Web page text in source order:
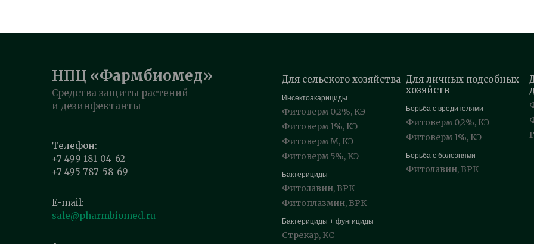
НПЦ «Фармбиомед»
Средства защиты растений
и дезинфектанты
Телефон:
+7 499 181-04-62
+7 495 787-58-69
E-mail:
sale@pharmbiomed.ru
Для сельского хозяйства
Инсектоакарициды
Фитоверм 0,2%, КЭ
Фитоверм 1%, КЭ
Фитоверм М, КЭ
Фитоверм 5%, КЭ
Бактерициды
Фитолавин, ВРК
Фитоплазмин, ВРК
Бактерициды + фунгициды
Стрекар, КС
Для личных подсобных
хозяйств
Борьба с вредителями
Фитоверм 0,2%, КЭ
Фитоверм 1%, КЭ
Борьба с болезнями
Фитолавин, ВРК